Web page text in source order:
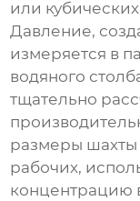
или кубических
Давление,
измеряется в
водяного
тщательно
размеры шахты
рабочих,
концентрацию